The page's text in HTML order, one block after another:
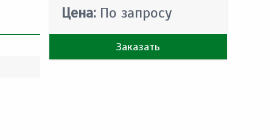
Цена: По запросу
Заказать